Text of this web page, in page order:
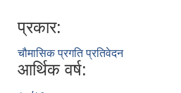
प्रकार:
चौमासिक प्रगति प्रतिवेदन
आर्थिक वर्ष: